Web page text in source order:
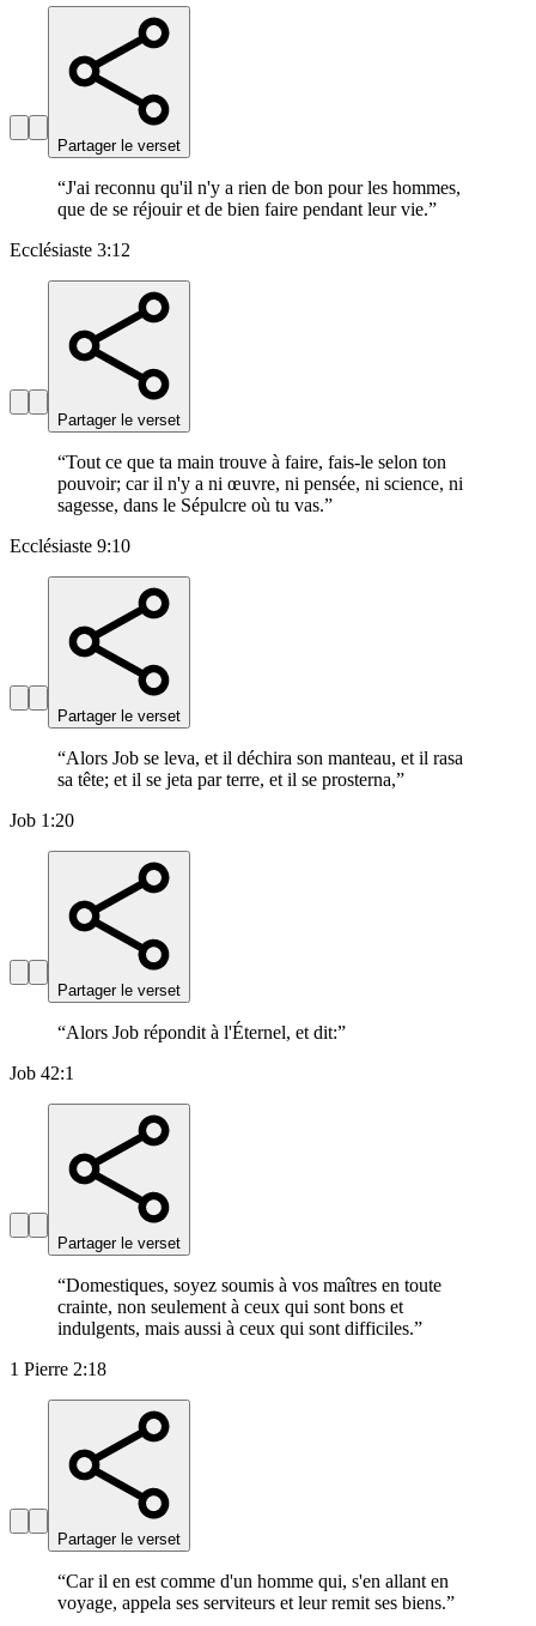
Partager le verset
“J'ai reconnu qu'il n'y a rien de bon pour les hommes,
que de se réjouir et de bien faire pendant leur vie.”
Ecclésiaste 3:12
Partager le verset
“Tout ce que ta main trouve à faire, fais-le selon ton
pouvoir; car il n'y a ni œuvre, ni pensée, ni science, ni
sagesse, dans le Sépulcre où tu vas.”
Ecclésiaste 9:10
Partager le verset
“Alors Job se leva, et il déchira son manteau, et il rasa
sa tête; et il se jeta par terre, et il se prosterna,”
Job 1:20
Partager le verset
“Alors Job répondit à l'Éternel, et dit:”
Job 42:1
Partager le verset
“Domestiques, soyez soumis à vos maîtres en toute
crainte, non seulement à ceux qui sont bons et
indulgents, mais aussi à ceux qui sont difficiles.”
1 Pierre 2:18
Partager le verset
“Car il en est comme d'un homme qui, s'en allant en
voyage, appela ses serviteurs et leur remit ses biens.”